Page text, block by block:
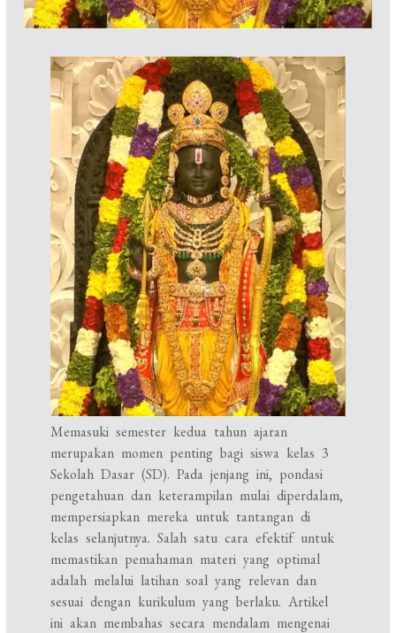
Memasuki semester kedua tahun ajaran
merupakan momen penting bagi siswa kelas 3
Sekolah Dasar (SD). Pada jenjang ini, pondasi
pengetahuan dan keterampilan mulai diperdalam,
mempersiapkan mereka untuk tantangan di
kelas selanjutnya. Salah satu cara efektif untuk
memastikan pemahaman materi yang optimal
adalah melalui latihan soal yang relevan dan
sesuai dengan kurikulum yang berlaku. Artikel
ini akan membahas secara mendalam mengenai